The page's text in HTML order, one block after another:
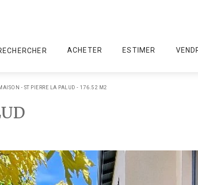
ACHETER ESTIMER
- ST PIERRE LA PALUD - 176.52 M2